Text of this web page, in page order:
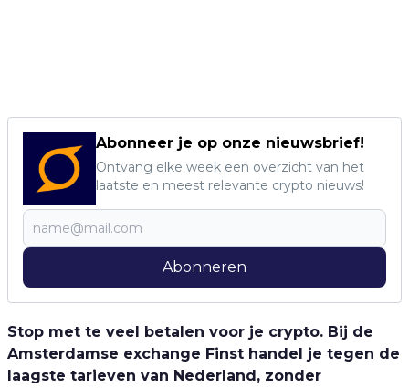
Abonneer je op onze nieuwsbrief!
Ontvang elke week een overzicht van het
laatste en meest relevante crypto nieuws!
Abonneren
Stop met te veel betalen voor je crypto. Bij de
Amsterdamse exchange Finst handel je tegen de
laagste tarieven van Nederland, zonder